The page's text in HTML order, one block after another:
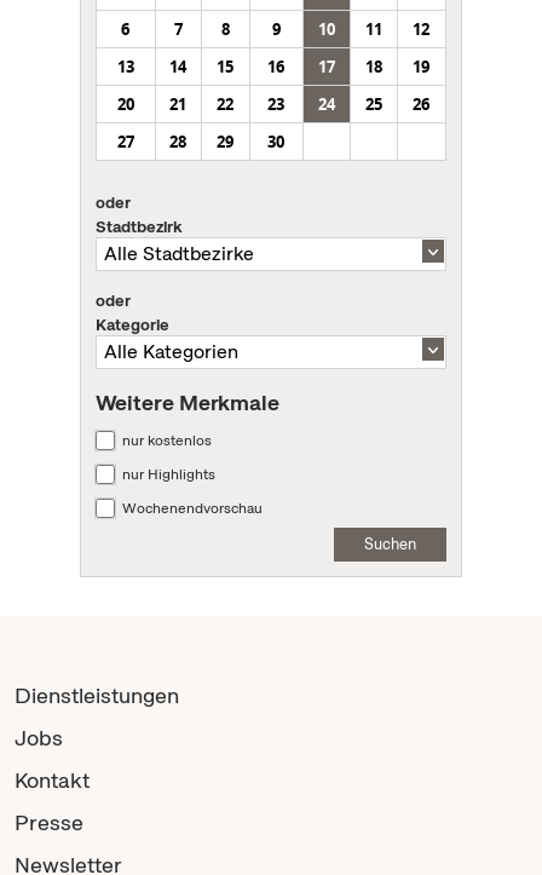
6
7 8 9 10 11
12
13
14 15 16 17 18
19
20
21 22 23 24 25
26
27
28 29 30
oder
Stadtbezirk
oder
Kategorie
Weitere Merkmale
nur kostenlos
nur Highlights
Wochenendvorschau
Suchen
Dienstleistungen
Jobs
Kontakt
Presse
Newsletter